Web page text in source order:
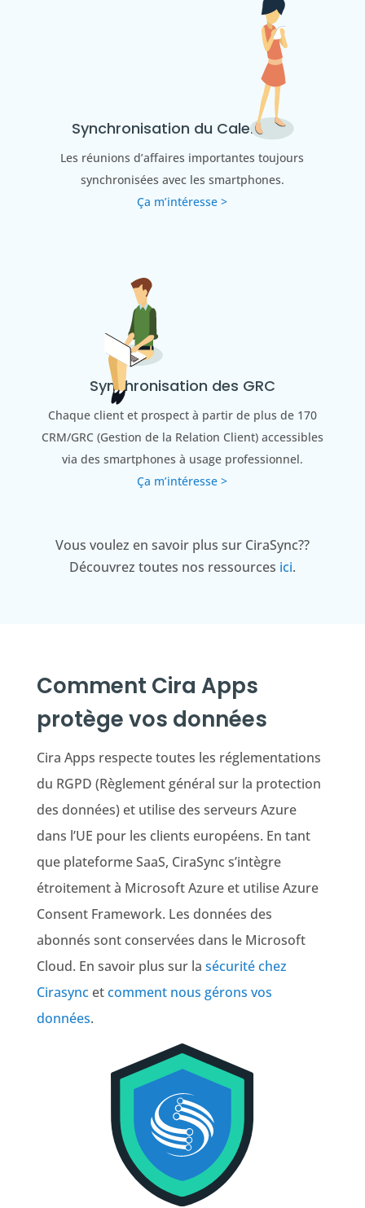
Synchronisation du Calendrier
Les réunions d’affaires importantes toujours
synchronisées avec les smartphones.
Ça m’intéresse >
Synchronisation des GRC
Chaque client et prospect à partir de plus de 170
CRM/GRC (Gestion de la Relation Client) accessibles
via des smartphones à usage professionnel.
Ça m’intéresse >
Vous voulez en savoir plus sur CiraSync??
Découvrez toutes nos ressources ici.
Comment Cira Apps
protège vos données
Cira Apps respecte toutes les réglementations
du RGPD (Règlement général sur la protection
des données) et utilise des serveurs Azure
dans l’UE pour les clients européens. En tant
que plateforme SaaS, CiraSync s’intègre
étroitement à Microsoft Azure et utilise Azure
Consent Framework. Les données des
abonnés sont conservées dans le Microsoft
Cloud. En savoir plus sur la sécurité chez
Cirasyncetcomment nous gérons vos
données.